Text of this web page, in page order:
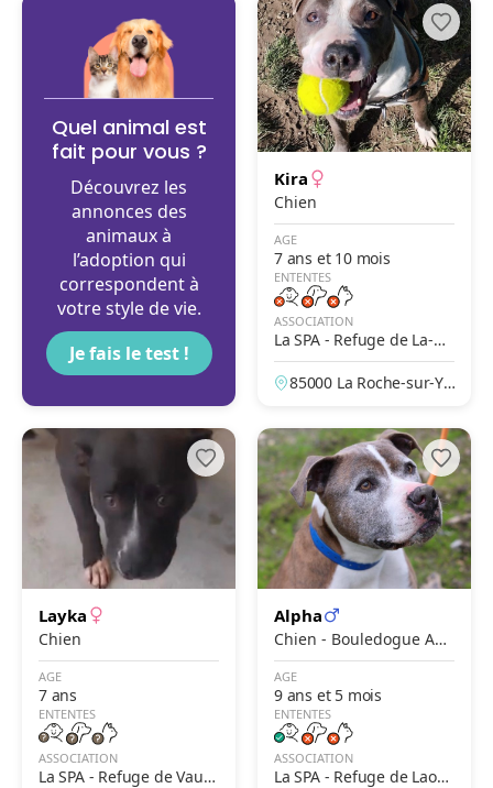
Quel animal est
fait pour vous ?
Découvrez les
annonces des
animaux à
l’adoption qui
correspondent à
votre style de vie.
Je fais le test !
Kira
Chien
AGE
7 ans et 10 mois
ENTENTES
ASSOCIATION
La SPA - Refuge de La-Ro
che-Sur-Yon
85000 La Roche-sur-Yo
Layka
Chien
AGE
7 ans
ENTENTES
ASSOCIATION
La SPA - Refuge de Vaux-
Alpha
Chien - Bouledogue Am
éricain
AGE
9 ans et 5 mois
ENTENTES
ASSOCIATION
La SPA - Refuge de Laon